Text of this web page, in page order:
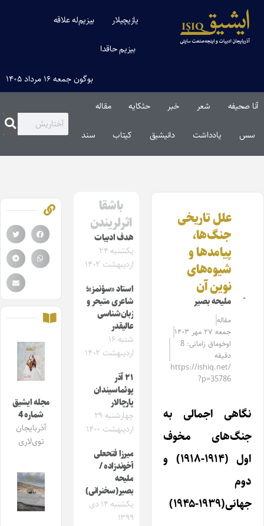
یازیچیلار بیزیم‌له علاقه
بیزیم حاقدا
بوگون جمعه ۱۶ مرداد ۱۴۰۵
آنا صحیفه شعر خبر حئکایه مقاله‌
سس یادداشت دانیشیق کیتاب سند
علل تاریخی
جنگ‌ها،
پیامدها و
شیوه‌های
نوین آن
ملیحه بصیر
مقاله‌
جمعه ۲۷ مهر ۱۴۰۳
اوخوماق زامانی: 8
دقیقه
https://ishiq.net/
?p=35786
نگاهی اجمالی به
جنگ‌های مخوف
اول (۱۹۱۴-۱۹۱۸) و
دوم
جهانی(۱۹۳۹-۱۹۴۵)
باشقا
اثرلریندن
هدف ادبیات
یکشنبه ۲۴
اردیبهشت ۱۴۰۲
استاد «سؤنمز»؛
شاعری متبحر و
زبان‌شناسی
عالیقدر
شنبه ۱۶
اردیبهشت ۱۴۰۲
۲۱ آذر
پوئماسیندان
پارچالار
چهارشنبه ۲۹
اردیبهشت ۱۴۰۰
میرزا فتحعلی
آخوندزاده /
ملیحه
بصیر(سخنرانی)
یکشنبه ۱۴ دی
۱۳۹۹
مجله ایشیق
شماره 4
آذربایجان
توی‌لاری